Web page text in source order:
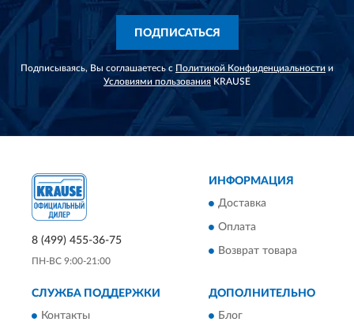
ПОДПИСАТЬСЯ
Подписываясь, Вы соглашаетесь с Политикой Конфиденциальности и
Условиями пользованияKRAUSE
8 (499) 455-36-75
ПН-ВС 9:00-21:00
ИНФОРМАЦИЯ
Доставка
Оплата
Возврат товара
СЛУЖБА ПОДДЕРЖКИ
Контакты
ДОПОЛНИТЕЛЬНО
Блог